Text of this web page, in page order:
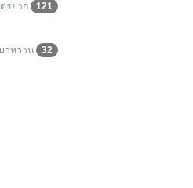
รยาก
121
าหวาน
32